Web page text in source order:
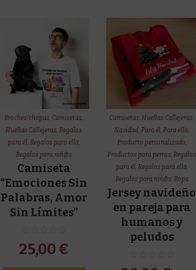
Broches/chapas, Camisetas,
Huellas Callejeras,Regalos
para él, Regalos para ella,
Regalos para niñ@s
Camiseta
“Emociones Sin
Palabras, Amor
Sin Límites”
25,00 €
Camisetas,Huellas Callejeras,
Navidad,Para él,Para ella,
Producto personalizado,
Productos para perros,Regalos
para él, Regalos para ella,
Regalos para niñ@s, Ropa
Jersey navideño
en pareja para
humanos y
peludos